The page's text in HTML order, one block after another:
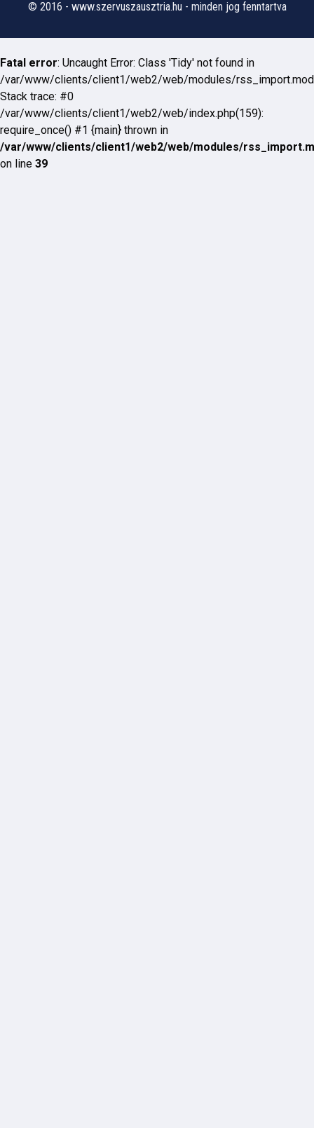
© 2016 - www.szervuszausztria.hu - minden jog fenntartva
Fatal error: Uncaught Error: Class 'Tidy' not found in
/var/www/clients/client1/web2/web/modules/
Stack trace: #0
/var/www/clients/client1/web2/web/index.php(159):
require_once() #1 {main} thrown in
/var/www/clients/client1/web2/web/modules/
on line 39